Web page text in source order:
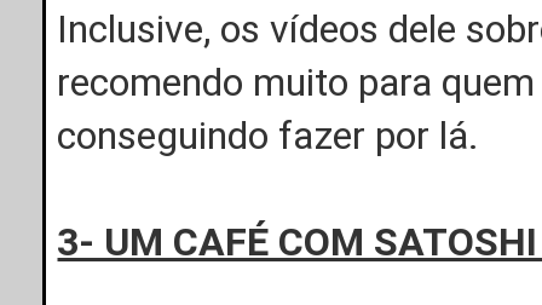
Inclusive, os vídeos dele
recomendo muito para
conseguindo fazer por lá.
3- UM CAFÉ COM